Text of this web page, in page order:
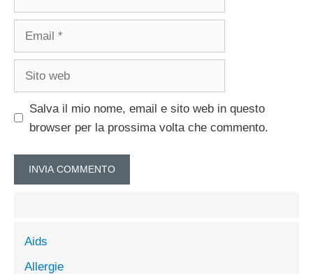
Email
Sito
Salva il mio nome, email e sito web in questo
browser per la prossima volta che commento.
Aids
Allergie